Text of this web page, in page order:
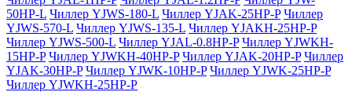
50HP-L Чиллер YJWS-180-L Чиллер YJAK-25HP-P Чиллер
YJWS-570-L Чиллер YJWS-135-L Чиллер YJAKH-25HP-P
Чиллер YJWS-500-L Чиллер YJAL-0.8HP-P Чиллер YJWKH-
15HP-P Чиллер YJWKH-40HP-P Чиллер YJAK-20HP-P Чиллер
YJAK-30HP-P Чиллер YJWK-10HP-P Чиллер YJWK-25HP-P
Чиллер YJWKH-25HP-P